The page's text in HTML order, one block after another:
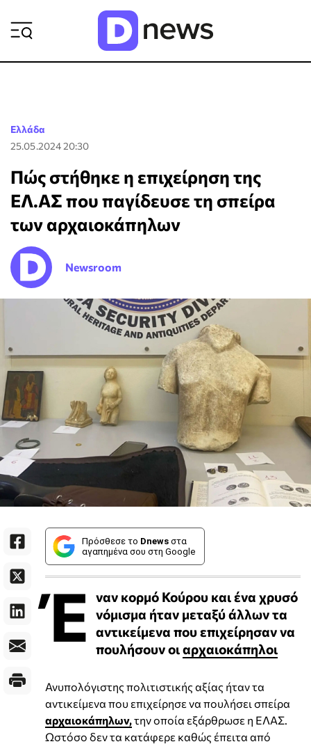
Ελλάδα
25.05.2024 20:30
Πώς στήθηκε η επιχείρηση της
ΕΛ.ΑΣ που παγίδευσε τη σπείρα
των αρχαιοκάπηλων
Newsroom
Πρόσθεσε το Dnews στα
αγαπημένα σου στη Google
Έ ναν κορμό Κούρου και ένα χρυσό
νόμισμα ήταν μεταξύ άλλων τα
αντικείμενα που επιχείρησαν να
πουλήσουν οιαρχαιοκάπηλοι
Ανυπολόγιστης πολιτιστικής αξίας ήταν τα
αντικείμενα που επιχείρησε να πουλήσει σπείρα
αρχαιοκάπηλων, την οποία εξάρθρωσε η ΕΛΑΣ.
Ωστόσο δεν τα κατάφερε καθώς έπειτα από